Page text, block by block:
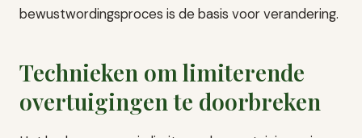
bewustwordingsproces is de basis voor verandering.
Technieken om limiterende
overtuigingen te doorbreken